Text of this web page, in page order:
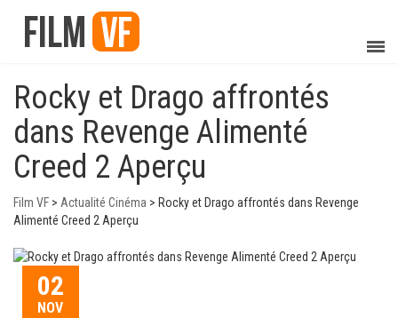
Rocky et Drago affrontés
dans Revenge Alimenté
Creed 2 Aperçu
Film VF > Actualité Cinéma > Rocky et Drago affrontés dans Revenge
Alimenté Creed 2 Aperçu
02
NOV